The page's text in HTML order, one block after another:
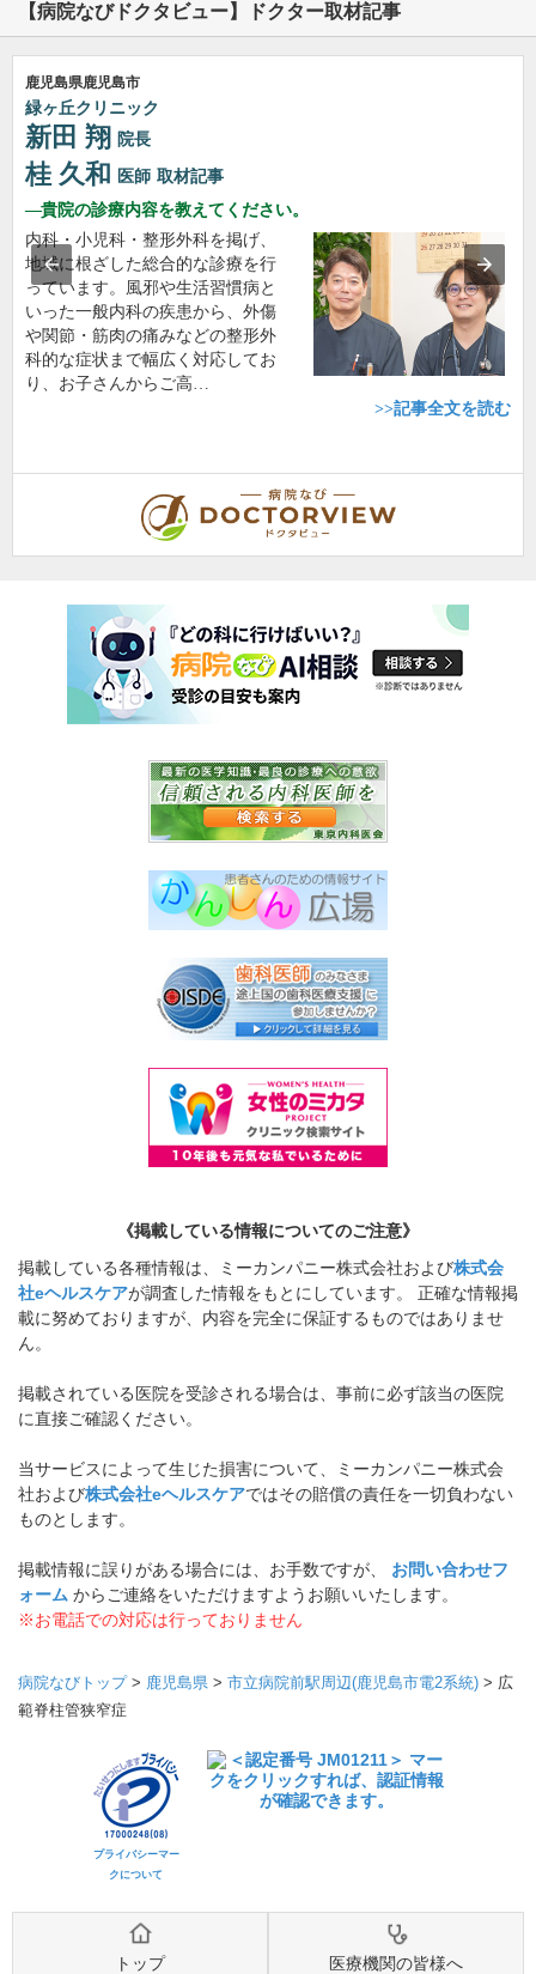
【病院なびドクタビュー】ドクター取材記事
鹿児島県鹿児島市
緑ヶ丘クリニック
新田 翔 院長
桂 久和 医師 取材記事
貴院の診療内容を教えてください。
内科・小児科・整形外科を掲げ、
地域に根ざした総合的な診療を行
っています。風邪や生活習慣病と
いった一般内科の疾患から、外傷
や関節・筋肉の痛みなどの整形外
科的な症状まで幅広く対応してお
り、お子さんからご高…
>>記事全文を読む
《掲載している情報についてのご注意》
掲載している各種情報は、ミーカンパニー株式会社および株式会
社eヘルスケアが調査した情報をもとにしています。 正確な情報掲
載に努めておりますが、内容を完全に保証するものではありませ
ん。
掲載されている医院を受診される場合は、事前に必ず該当の医院
に直接ご確認ください。
当サービスによって生じた損害について、ミーカンパニー株式会
社および株式会社eヘルスケアではその賠償の責任を一切負わない
ものとします。
掲載情報に誤りがある場合には、お手数ですが、 お問い合わせフ
ォーム からご連絡をいただけますようお願いいたします。
※お電話での対応は行っておりません
病院なびトップ> 鹿児島県 > 市立病院前駅周辺(鹿児島市電2系統) > 広
範脊柱管狭窄症
プライバシーマー
クについて
トップ 医療機関の皆様へ